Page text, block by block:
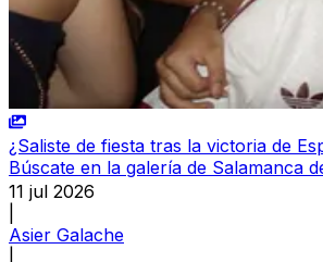
¿Saliste de fiesta tras la victoria de
Búscate en la galería de Salamanca
11 jul 2026
Asier Galache